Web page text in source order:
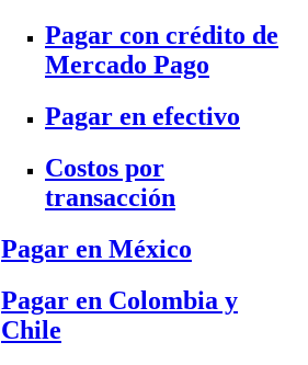
Pagar con crédito de
Mercado Pago
Pagar en efectivo
Costos por
transacción
Pagar en México
Pagar en Colombia y
Chile